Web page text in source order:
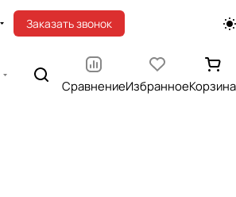
Заказать звонок
СравнениеИзбранноеКорзина